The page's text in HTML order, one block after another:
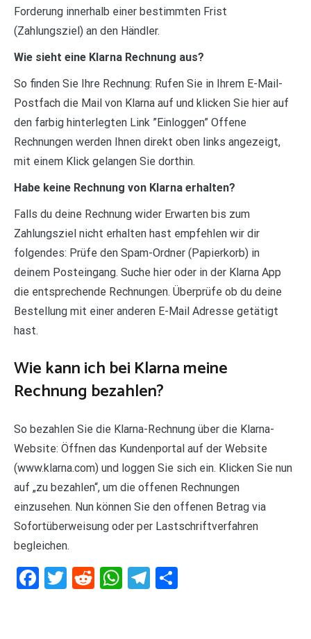
Forderung innerhalb einer bestimmten Frist
(Zahlungsziel) an den Händler.
Wie sieht eine Klarna Rechnung aus?
So finden Sie Ihre Rechnung: Rufen Sie in Ihrem E-Mail-
Postfach die Mail von Klarna auf und klicken Sie hier auf
den farbig hinterlegten Link ”Einloggen” Offene
Rechnungen werden Ihnen direkt oben links angezeigt,
mit einem Klick gelangen Sie dorthin.
Habe keine Rechnung von Klarna erhalten?
Falls du deine Rechnung wider Erwarten bis zum
Zahlungsziel nicht erhalten hast empfehlen wir dir
folgendes: Prüfe den Spam-Ordner (Papierkorb) in
deinem Posteingang. Suche hier oder in der Klarna App
die entsprechende Rechnungen. Überprüfe ob du deine
Bestellung mit einer anderen E-Mail Adresse getätigt
hast.
Wie kann ich bei Klarna meine
Rechnung bezahlen?
So bezahlen Sie die Klarna-Rechnung über die Klarna-
Website: Öffnen das Kundenportal auf der Website
(www.klarna.com) und loggen Sie sich ein. Klicken Sie nun
auf „zu bezahlen“, um die offenen Rechnungen
einzusehen. Nun können Sie den offenen Betrag via
Sofortüberweisung oder per Lastschriftverfahren
begleichen.
Facebook
Twitter
RedditWhatsApp
Telegram